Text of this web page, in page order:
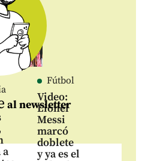
Fútbol
Video:
Lionel
Messi
marcó
doblete
y ya es el
al newsletter